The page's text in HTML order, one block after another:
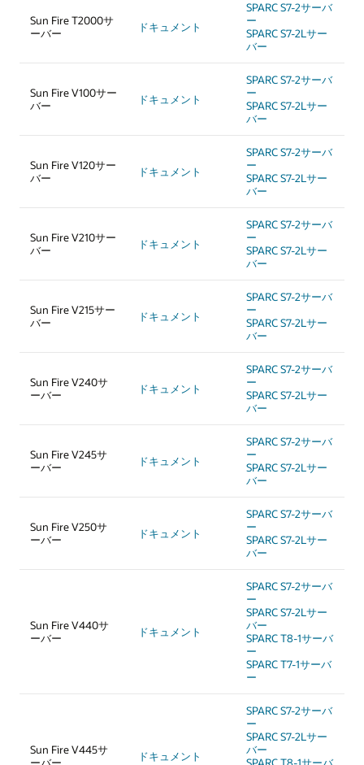
Sun Fire T2000サ
ーバー
ドキュメント
SPARC S7-2サーバ
ー
SPARC S7-2Lサー
バー
Sun Fire V100サー
バー
ドキュメント
SPARC S7-2サーバ
ー
SPARC S7-2Lサー
バー
Sun Fire V120サー
バー
ドキュメント
SPARC S7-2サーバ
ー
SPARC S7-2Lサー
バー
Sun Fire V210サー
バー
ドキュメント
SPARC S7-2サーバ
ー
SPARC S7-2Lサー
バー
Sun Fire V215サー
バー
ドキュメント
SPARC S7-2サーバ
ー
SPARC S7-2Lサー
バー
Sun Fire V240サ
ーバー
ドキュメント
SPARC S7-2サーバ
ー
SPARC S7-2Lサー
バー
Sun Fire V245サ
ーバー
ドキュメント
SPARC S7-2サーバ
ー
SPARC S7-2Lサー
バー
Sun Fire V250サ
ーバー
ドキュメント
SPARC S7-2サーバ
ー
SPARC S7-2Lサー
バー
Sun Fire V440サ
ーバー
ドキュメント
SPARC S7-2サーバ
ー
SPARC S7-2Lサー
バー
SPARC T8-1サーバ
ー
SPARC T7-1サーバ
ー
Sun Fire V445サ
ドキュメント
SPARC S7-2サーバ
ー
SPARC S7-2Lサー
バー